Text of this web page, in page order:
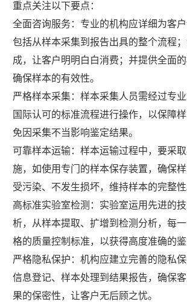
重点关注以下要点：
全面咨询服务：专业的机构应详细为客户
包括从样本采集到报告出具的整个流程
成，让客户明明白白消费；并提供全面的
确保样本的有效性。
严格样本采集：样本采集人员需经过专
国际认可的标准流程进行操作，以保障
免因采集不当影响鉴定结果。
可靠样本运输：样本运输过程中，要采
施，如使用专门的样本保存装置，确保
受污染、不发生损坏，维持样本的完整性
高标准实验室检测：实验室运用先进的
析，从样本提取、扩增到检测分析，每
格的质量控制标准，以获得高度准确的鉴
严格隐私保护：机构应建立完善的隐私
信息登记、样本处理到结果报告，确保
果的保密性，让客户无后顾之忧。